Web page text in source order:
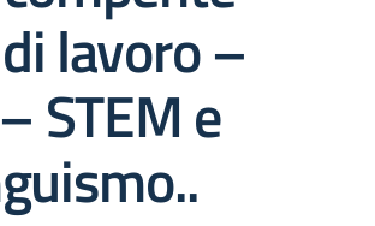
lavoro –
STEM e